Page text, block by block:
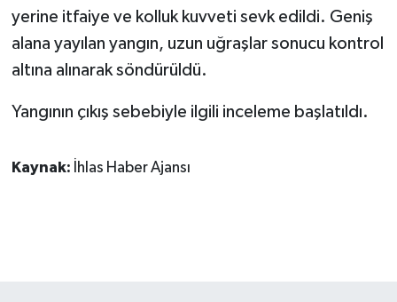
yerine itfaiye ve kolluk kuvveti sevk edildi. Geniş
alana yayılan yangın, uzun uğraşlar sonucu kontrol
altına alınarak söndürüldü.
Yangının çıkış sebebiyle ilgili inceleme başlatıldı.
Kaynak: İhlas Haber Ajansı
Güvenlik
İş Dünyası